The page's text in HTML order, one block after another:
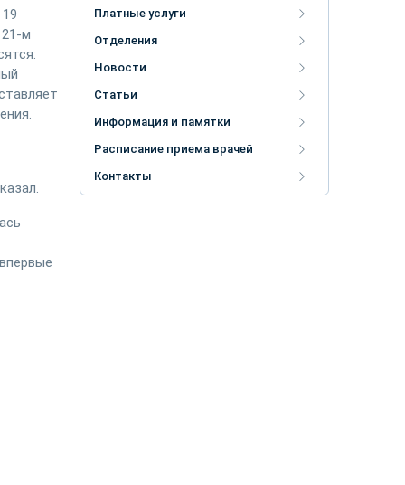
м
Платные услуги
Отделения
Новости
Статьи
Информация и памятки
Расписание приема врачей
Контакты